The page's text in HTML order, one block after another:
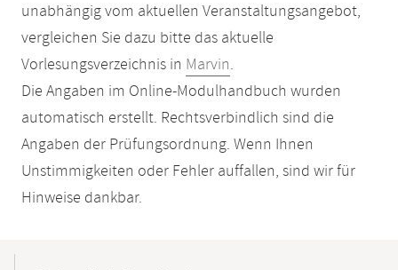
unabhängig vom aktuellen Veranstaltungsangebot,
vergleichen Sie dazu bitte das aktuelle
Vorlesungsverzeichnis in Marvin.
Die Angaben im Online-Modulhandbuch wurden
automatisch erstellt. Rechtsverbindlich sind die
Angaben der Prüfungsordnung. Wenn Ihnen
Unstimmigkeiten oder Fehler auffallen, sind wir für
Hinweise dankbar.